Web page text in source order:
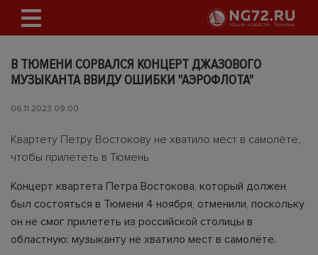
В ТЮМЕНИ СОРВАЛСЯ КОНЦЕРТ ДЖАЗОВОГО
МУЗЫКАНТА ВВИДУ ОШИБКИ "АЭРОФЛОТА"
06.11.2023 09:00
Квартету Петру Востокову не хватило мест в самолёте,
чтобы прилететь в Тюмень
Концерт квартета Петра Востокова, который должен
был состояться в Тюмени 4 ноября, отменили, поскольку
он не смог прилететь из российской столицы в
областную: музыканту не хватило мест в самолёте.